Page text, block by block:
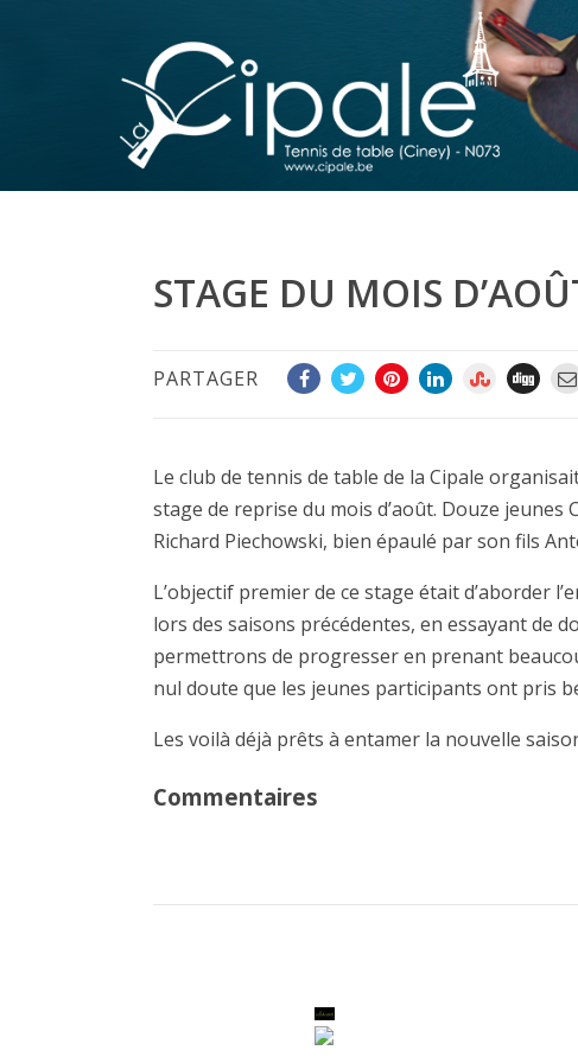
STAGE DU MOIS
PARTAGER
Le club de tennis de table de la Cipale
stage de reprise du mois d’août. Douze
Richard Piechowski, bien épaulé par son fils
L’objectif premier de ce stage était d’aborder
lors des saisons précédentes, en essayant de
permettrons de progresser en prenant
nul doute que les jeunes participants ont pris
Les voilà déjà prêts à entamer la nouvelle
Commentaires